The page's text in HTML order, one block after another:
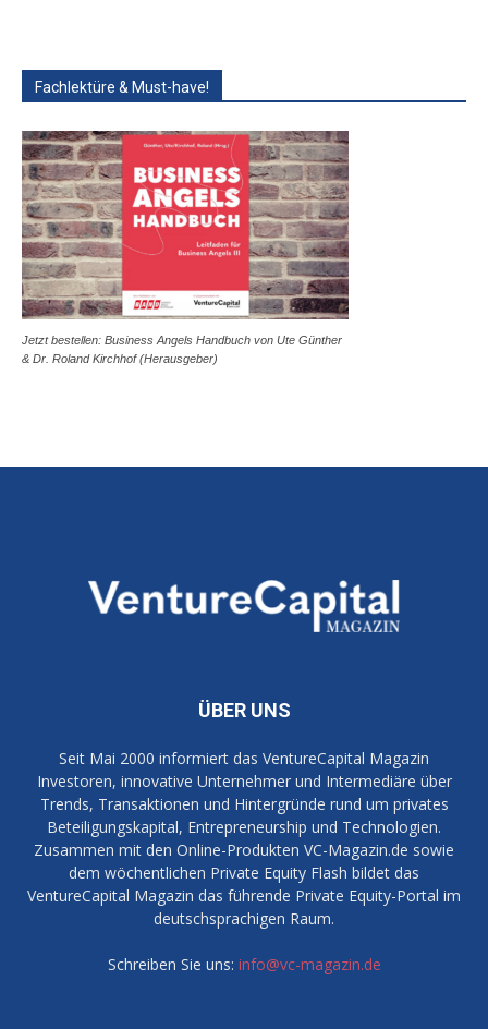
Fachlektüre & Must-have!
Jetzt bestellen: Business Angels Handbuch von Ute Günther
& Dr. Roland Kirchhof (Herausgeber)
ÜBER UNS
Seit Mai 2000 informiert das VentureCapital Magazin
Investoren, innovative Unternehmer und Intermediäre über
Trends, Transaktionen und Hintergründe rund um privates
Beteiligungskapital, Entrepreneurship und Technologien.
Zusammen mit den Online-Produkten VC-Magazin.de sowie
dem wöchentlichen Private Equity Flash bildet das
VentureCapital Magazin das führende Private Equity-Portal im
deutschsprachigen Raum.
Schreiben Sie uns: info@vc-magazin.de